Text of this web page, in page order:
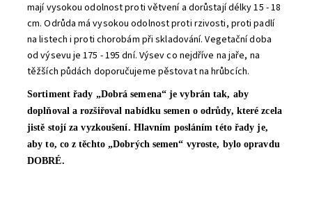
mají vysokou odolnost proti větvení a dorůstají délky 15 - 18
cm. Odrůda má vysokou odolnost proti rzivosti, proti padlí
na listech i proti chorobám při skladování. Vegetační doba
od výsevu je 175 - 195 dní. Výsev co nejdříve na jaře, na
těžších půdách doporučujeme pěstovat na hrůbcích.
Sortiment řady „Dobrá semena“ je vybrán tak, aby
doplňoval a rozšiřoval nabídku semen o odrůdy, které zcela
jistě stojí za vyzkoušení. Hlavním posláním této řady je,
aby to, co z těchto „Dobrých semen“ vyroste, bylo opravdu
DOBRÉ.